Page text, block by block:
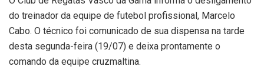
do treinador da equipe de futebol profissional, Marcelo
Cabo. O técnico foi comunicado de sua dispensa na tarde
desta segunda-feira (19/07) e deixa prontamente o
comando da equipe cruzmaltina.